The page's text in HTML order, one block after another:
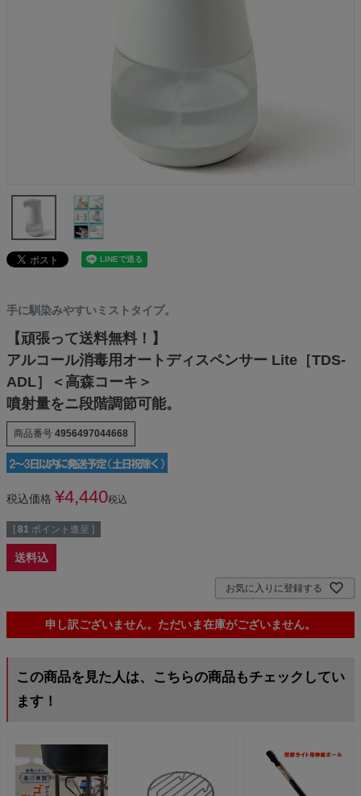
手に馴染みやすいミストタイプ。
【頑張って送料無料！】
アルコール消毒用オートディスペンサー Lite［TDS-
ADL］＜高森コーキ＞
噴射量をニ段階調節可能。
商品番号 4956497044668
税込価格 ¥4,440税込
[ 81 ポイント進呈 ]
送料込
お気に入りに登録する
申し訳ございません。ただいま在庫がございません。
この商品を見た人は、こちらの商品もチェックしてい
ます！